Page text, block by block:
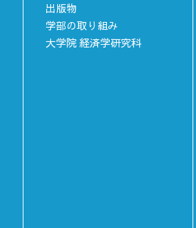
出版物
学部の取り組み
大学院 経済学研究科